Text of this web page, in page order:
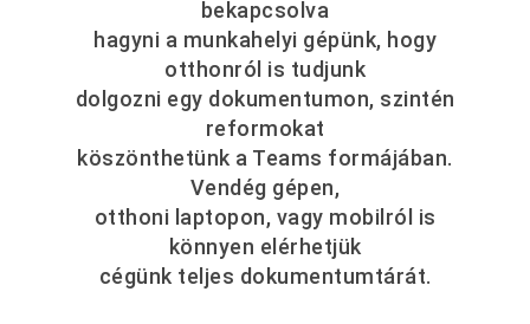
bekapcsolva
hagyni a munkahelyi gépünk, hogy
otthonról is tudjunk
dolgozni egy dokumentumon, szintén
reformokat
köszönthetünk a Teams formájában.
Vendég gépen,
otthoni laptopon, vagy mobilról is
könnyen elérhetjük
cégünk teljes dokumentumtárát.